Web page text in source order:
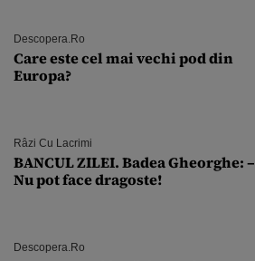
Descopera.ro
Care este cel mai vechi pod din
Europa?
Râzi Cu Lacrimi
BANCUL ZILEI. Badea Gheorghe: –
Nu pot face dragoste!
Descopera.ro